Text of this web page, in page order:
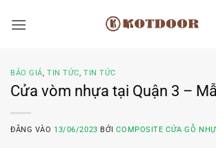
qua
BÁO GIÁ,TIN TỨC,TIN TỨC
Cửa vòm nhựa tại Quận 3 –
ĐĂNG VÀO 13/06/2023 BỞICOMPOSITE CỬA GỖ